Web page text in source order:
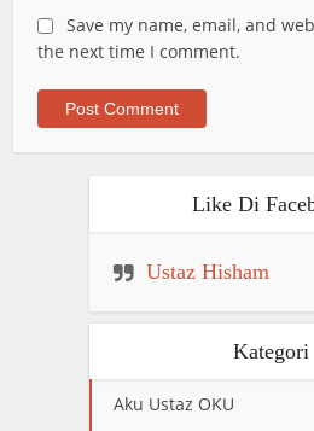
Save my name, email, and
the next time I comment.
Like Di
Ustaz Hisham
Kategori
Aku Ustaz OKU